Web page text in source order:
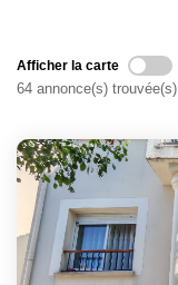
Afficher la carte
64 annonce(s) trouvée(s)